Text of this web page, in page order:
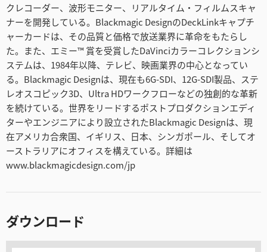
クレコーダー、波形モニター、リアルタイム・フィルムスキャ
ナーを開発している。Blackmagic DesignのDeckLinkキャプチ
ャーカードは、その品質と価格で放送業界に革命をもたらし
た。また、エミー™ 賞を受賞したDaVinciカラーコレクションシ
ステムは、1984年以降、テレビ、映画業界の中心となってい
る。Blackmagic Designは、現在も6G-SDI、12G-SDI製品、ステ
レオスコピック3D、Ultra HDワークフローなどの独創的な革新
を続けている。世界をリードするポストプロダクションエディ
ターやエンジニアにより設立されたBlackmagic Designは、現
在アメリカ合衆国、イギリス、日本、シンガポール、そしてオ
ーストラリアにオフィスを構えている。詳細は
www.blackmagicdesign.com/jp
ダウンロード